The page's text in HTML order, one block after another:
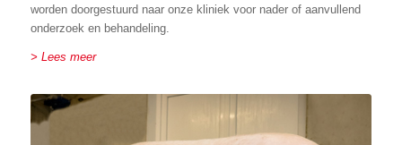
worden doorgestuurd naar onze kliniek voor nader of aanvullend
onderzoek en behandeling.
> Lees meer